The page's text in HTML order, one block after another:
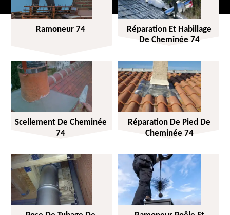
Ramoneur 74
Réparation Et Habillage
De Cheminée 74
Scellement De Cheminée
74
Réparation De Pied De
Cheminée 74